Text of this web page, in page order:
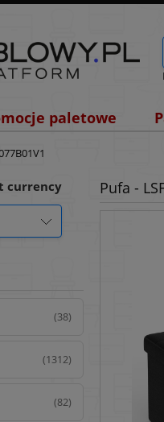
paletowe
currency
(38)
(1312)
(82)
Pufa -